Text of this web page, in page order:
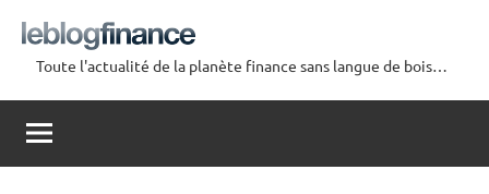
contenu
Le
Blog
Finance
Toute l'actualité de la planète finance sans langue de bois…